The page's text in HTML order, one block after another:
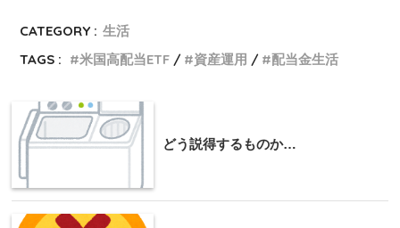
CATEGORY : 生活
TAGS :
米国高配当ETF 資産運用 配当金生活
どう説得するものか…